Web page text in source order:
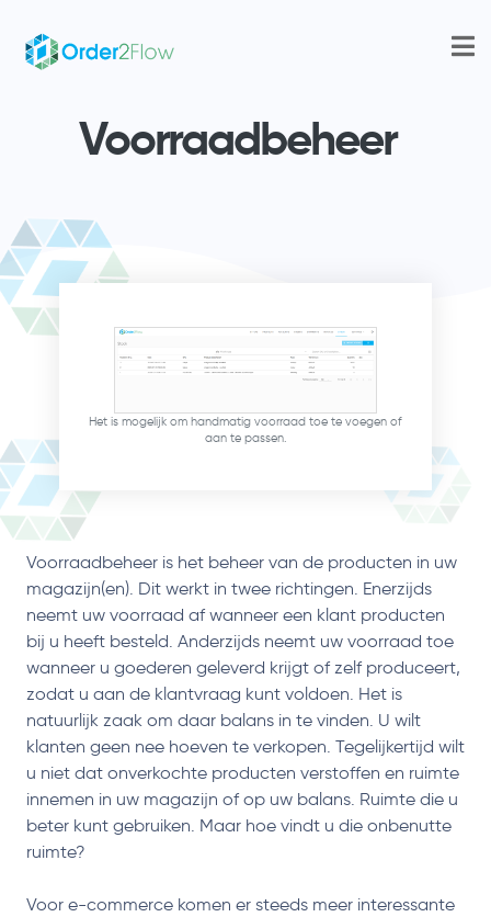
Voorraadbeheer
Het is mogelijk om handmatig voorraad toe te voegen of
aan te passen.
Voorraadbeheer is het beheer van de producten in uw
magazijn(en). Dit werkt in twee richtingen. Enerzijds
neemt uw voorraad af wanneer een klant producten
bij u heeft besteld. Anderzijds neemt uw voorraad toe
wanneer u goederen geleverd krijgt of zelf produceert,
zodat u aan de klantvraag kunt voldoen. Het is
natuurlijk zaak om daar balans in te vinden. U wilt
klanten geen nee hoeven te verkopen. Tegelijkertijd wilt
u niet dat onverkochte producten verstoffen en ruimte
innemen in uw magazijn of op uw balans. Ruimte die u
beter kunt gebruiken. Maar hoe vindt u die onbenutte
ruimte?
Voor e-commerce komen er steeds meer interessante